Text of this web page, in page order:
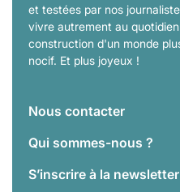
et testées par nos
vivre autrement au
construction d'un monde
nocif. Et plus joyeux !
Nous contacter
Qui sommes-nous ?
S’inscrire à la newsletter